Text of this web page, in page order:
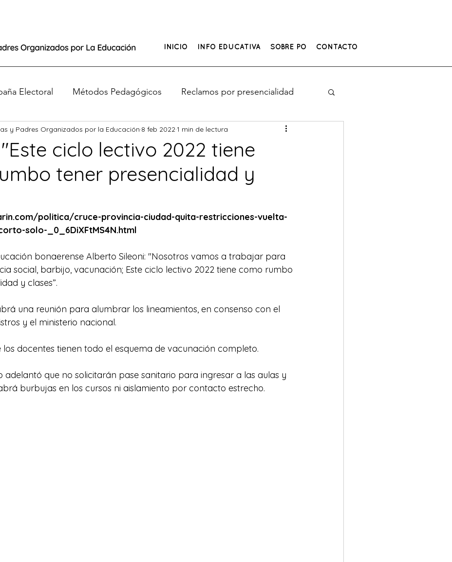
INICIO INFO EDUCATIVA SOBRE PO CONTACTO
Electoral Métodos Pedagógicos Reclamos por presencialidad
de Educación ¿Tus hijos no tienen clases?
ciclo lectivo 2022 tiene
tener presencialidad y
y Padres Organizados por la Educación 8 feb 2022 1 min de lectura
politica/cruce-provincia-ciudad-quita-restricciones-vuelta-
solo-_0_6DiXFtMS4N.html
bonaerense Alberto Sileoni: "Nosotros vamos a trabajar para
social, barbijo, vacunación; Este ciclo lectivo 2022 tiene como rumbo
y clases”.
una reunión para alumbrar los lineamientos, en consenso con el
y el ministerio nacional.
los docentes tienen todo el esquema de vacunación completo.
adelantó que no solicitarán pase sanitario para ingresar a las aulas y
burbujas en los cursos ni aislamiento por contacto estrecho.